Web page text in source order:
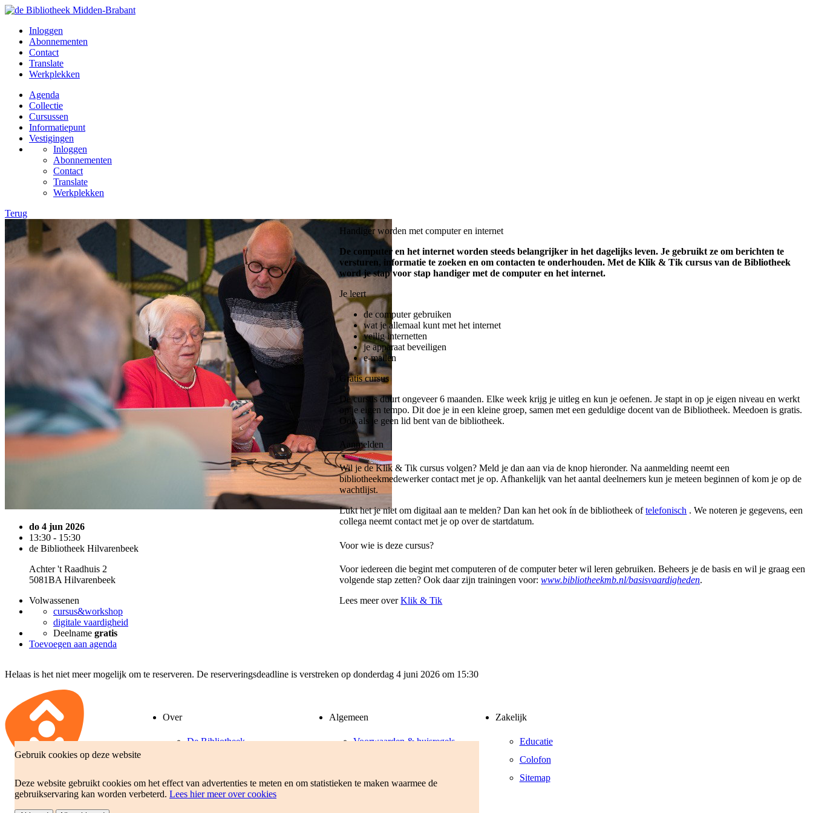
Gebruik cookies op deze website
Deze website gebruikt cookies om het effect van advertenties te meten en om statistieken te maken waarmee de
gebruikservaring kan worden verbeterd. Lees hier meer over cookies
Inloggen
Abonnementen
Contact
Translate
Werkplekken
Agenda
Collectie
Cursussen
Informatiepunt
Vestigingen
Inloggen
Abonnementen
Contact
Translate
Werkplekken
Terug
do 4 jun 2026
13:30 - 15:30
de Bibliotheek Hilvarenbeek
Achter 't Raadhuis 2
5081BA Hilvarenbeek
Volwassenen
cursus&workshop
digitale vaardigheid
Deelname gratis
Toevoegen aan agenda
Handiger worden met computer en internet
De computer en het internet worden steeds belangrijker in het dagelijks leven. Je gebruikt ze om berichten te
versturen, informatie te zoeken en om contacten te onderhouden. Met de Klik & Tik cursus van de Bibliotheek
word je stap voor stap handiger met de computer en het internet.
Je leert
de computer gebruiken
wat je allemaal kunt met het internet
veilig internetten
je apparaat beveiligen
e-mailen
Gratis cursus
De cursus duurt ongeveer 6 maanden. Elke week krijg je uitleg en kun je oefenen. Je stapt in op je eigen niveau en werkt
op je eigen tempo. Dit doe je in een kleine groep, samen met een geduldige docent van de Bibliotheek. Meedoen is gratis.
Ook als je geen lid bent van de bibliotheek.
Aanmelden
Wil je de Klik & Tik cursus volgen? Meld je dan aan via de knop hieronder. Na aanmelding neemt een
bibliotheekmedewerker contact met je op. Afhankelijk van het aantal deelnemers kun je meteen beginnen of kom je op de
wachtlijst.
Lukt het je niet om digitaal aan te melden? Dan kan het ook ín de bibliotheek oftelefonisch . We noteren je gegevens, een
collega neemt contact met je op over de startdatum.
Voor wie is deze cursus?
Voor iedereen die begint met computeren of de computer beter wil leren gebruiken. Beheers je de basis en wil je graag een
volgende stap zetten? Ook daar zijn trainingen voor:www.bibliotheekmb.nl/basisvaardigheden.
Lees meer overKlik & Tik
Helaas is het niet meer mogelijk om te reserveren. De reserveringsdeadline is verstreken op donderdag 4 juni 2026 om 15:30
Over
De Bibliotheek
Jaarverslag
Algemeen
Voorwaarden & huisregels
Werken bij
Zakelijk
Educatie
Colofon
Sitemap